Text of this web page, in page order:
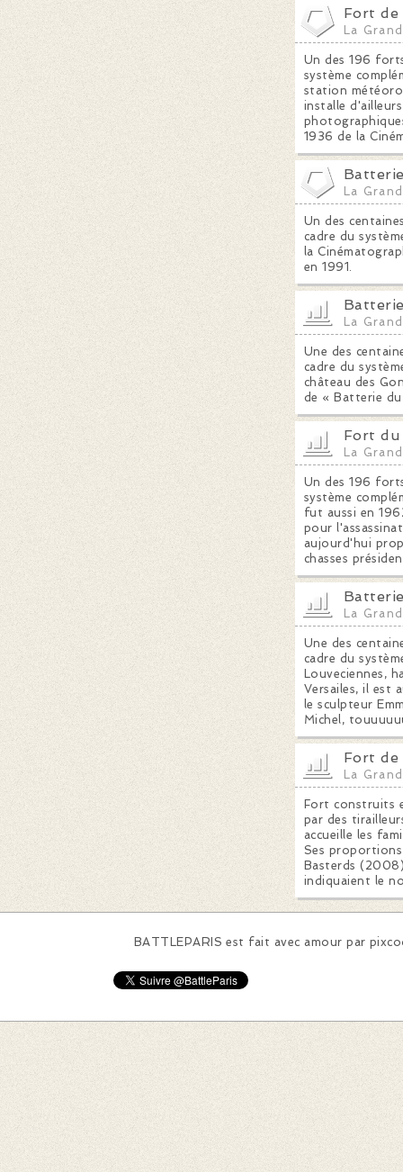
Fort
La
Un des 196
système
station
installe
1936 de la
La
Un des
cadre du
la
en 1991.
La
Une des
cadre du
château des
de « Batterie du
Fort
La
Un des 196
système
fut aussi en
pour
aujourd'hui
chasses
La
Une des
cadre du
Louveciennes,
Versailes, il est
le sculpteur
Michel,
Fort de
La
Fort construits
par des
accueille les
Ses
Basterds
indiquaient le
BATTLEPARIS est fait avec amour par